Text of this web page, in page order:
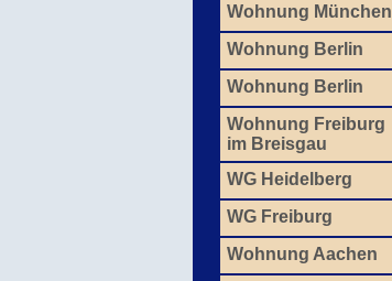
Wohnung München
Wohnung Berlin
Wohnung Berlin
Wohnung Freiburg
im Breisgau
WG Heidelberg
WG Freiburg
Wohnung Aachen